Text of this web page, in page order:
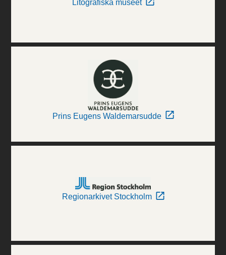
Litografiska museet
Prins Eugens Waldemarsudde
Regionarkivet Stockholm